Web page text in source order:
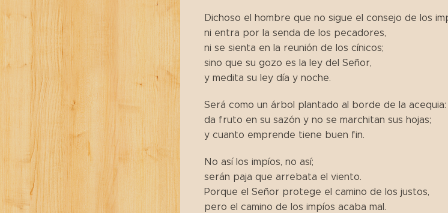
Dichoso el hombre que no sigue el consejo de los
ni entra por la senda de los pecadores,
ni se sienta en la reunión de los cínicos;
sino que su gozo es la ley del Señor,
y medita su ley día y noche.
Será como un árbol plantado al borde de la acequia:
da fruto en su sazón y no se marchitan sus hojas;
y cuanto emprende tiene buen fin.
No así los impíos, no así;
serán paja que arrebata el viento.
Porque el Señor protege el camino de los justos,
pero el camino de los impíos acaba mal.